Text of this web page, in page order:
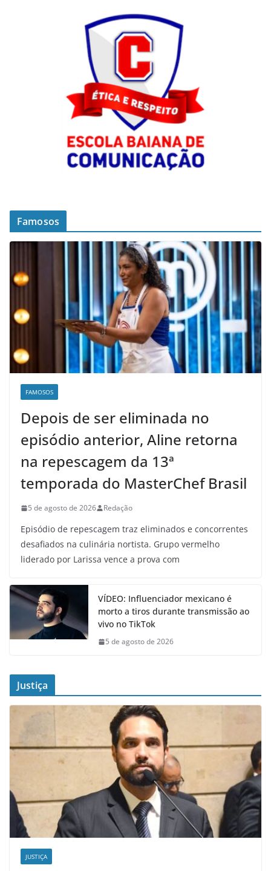
Famosos
FAMOSOS
Depois de ser eliminada no
episódio anterior, Aline retorna
na repescagem da 13ª
temporada do MasterChef Brasil
5 de agosto de 2026 Redação
Episódio de repescagem traz eliminados e concorrentes
desafiados na culinária nortista. Grupo vermelho
liderado por Larissa vence a prova com
VÍDEO: Influenciador mexicano é
morto a tiros durante transmissão ao
vivo no TikTok
5 de agosto de 2026
Justiça
JUSTIÇA